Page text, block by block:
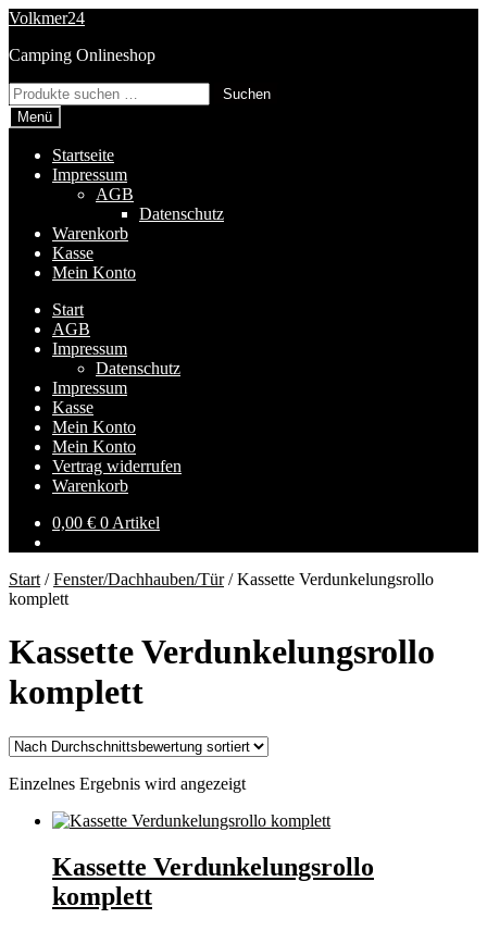
Zur
springen
Zum
springen
Volkmer24
Camping Onlineshop
Suchen
nach:
Suchen
Menü
Startseite
Impressum
AGB
Datenschutz
Warenkorb
Kasse
Mein Konto
Start
AGB
Impressum
Datenschutz
Impressum
Kasse
Mein Konto
Mein Konto
Vertrag widerrufen
Warenkorb
0,00 € 0 Artikel
Start /Fenster/Dachhauben/Tür/Kassette Verdunkelungsrollo
komplett
Kassette Verdunkelungsrollo
komplett
Einzelnes Ergebnis wird angezeigt
Kassette Verdunkelungsrollo
komplett